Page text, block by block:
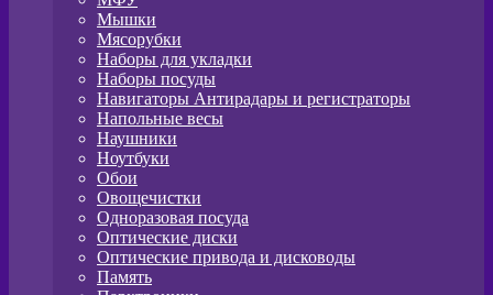
Мышки
Мясорубки
Наборы для укладки
Наборы посуды
Навигаторы Антирадары и регистраторы
Напольные весы
Наушники
Ноутбуки
Обои
Овощечистки
Одноразовая посуда
Оптические диски
Оптические привода и дисководы
Память